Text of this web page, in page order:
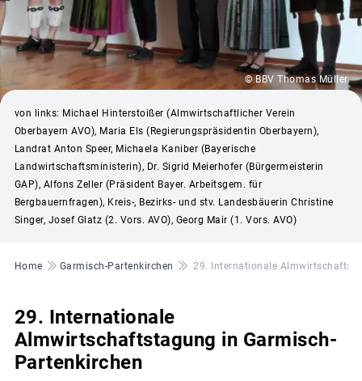
© BBV Thomas Müller
von links: Michael Hinterstoißer (Almwirtschaftlicher Verein
Oberbayern AVO), Maria Els (Regierungspräsidentin Oberbayern),
Landrat Anton Speer, Michaela Kaniber (Bayerische
Landwirtschaftsministerin), Dr. Sigrid Meierhofer (Bürgermeisterin
GAP), Alfons Zeller (Präsident Bayer. Arbeitsgem. für
Bergbauernfragen), Kreis-, Bezirks- und stv. Landesbäuerin Christine
Singer, Josef Glatz (2. Vors. AVO), Georg Mair (1. Vors. AVO)
Pfadnavigation
Home Garmisch-Partenkirchen 29. Internationale
29. Internationale
Almwirtschaftstagung in Garmisch-
Partenkirchen